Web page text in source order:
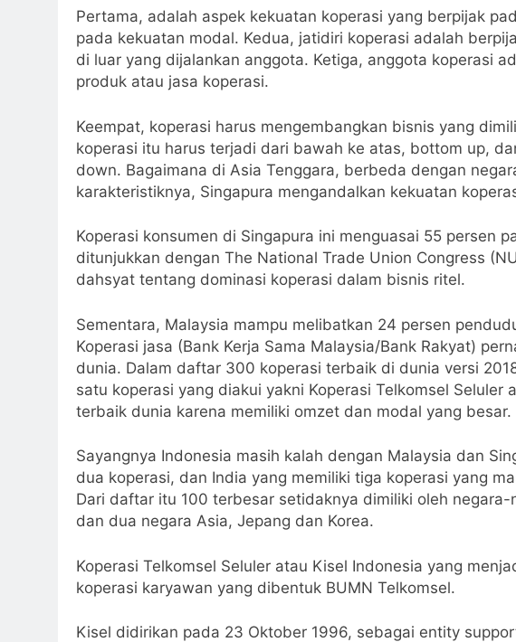
Pertama, adalah aspek kekuatan koperasi yang berpijak
pada kekuatan modal. Kedua, jatidiri koperasi adalah
di luar yang dijalankan anggota. Ketiga, anggota koperasi
produk atau jasa koperasi.
Keempat, koperasi harus mengembangkan bisnis yang
koperasi itu harus terjadi dari bawah ke atas, bottom up,
down. Bagaimana di Asia Tenggara, berbeda dengan
karakteristiknya, Singapura mengandalkan kekuatan
Koperasi konsumen di Singapura ini menguasai 55 persen
ditunjukkan dengan The National Trade Union Congress
dahsyat tentang dominasi koperasi dalam bisnis ritel.
Sementara, Malaysia mampu melibatkan 24 persen
Koperasi jasa (Bank Kerja Sama Malaysia/Bank Rakyat)
dunia. Dalam daftar 300 koperasi terbaik di dunia versi
satu koperasi yang diakui yakni Koperasi Telkomsel Seluler
terbaik dunia karena memiliki omzet dan modal yang besar.
Sayangnya Indonesia masih kalah dengan Malaysia dan
dua koperasi, dan India yang memiliki tiga koperasi yang
Dari daftar itu 100 terbesar setidaknya dimiliki oleh
dan dua negara Asia, Jepang dan Korea.
Koperasi Telkomsel Seluler atau Kisel Indonesia yang
koperasi karyawan yang dibentuk BUMN Telkomsel.
Kisel didirikan pada 23 Oktober 1996, sebagai entity